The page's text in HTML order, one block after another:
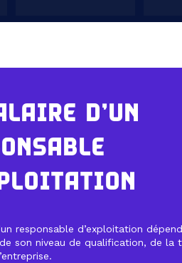
D’UN
responsable d’exploitation
son niveau de qualification, de la